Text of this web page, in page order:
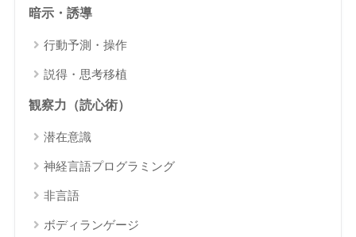
暗示・誘導
行動予測・操作
説得・思考移植
観察力（読心術）
潜在意識
神経言語プログラミング
非言語
ボディランゲージ